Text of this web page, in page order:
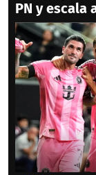
PN y escala